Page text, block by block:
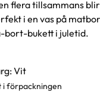
flera tillsammans
i en vas på
bort-bukett i juletid.
Vit
i förpackningen